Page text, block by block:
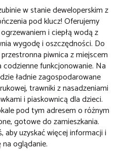
w stanie deweloperskim z
pod klucz! Oferujemy
i ciepłą wodą z
wygodę i oszczędności. Do
piwnica z miejscem
funkcjonowanie. Na
ładnie zagospodarowane
trawniki z nasadzeniami
i piaskownicą dla dzieci.
pod tym adresem o różnym
gotowe do zamieszkania.
aby uzyskać więcej informacji i
oglądanie.